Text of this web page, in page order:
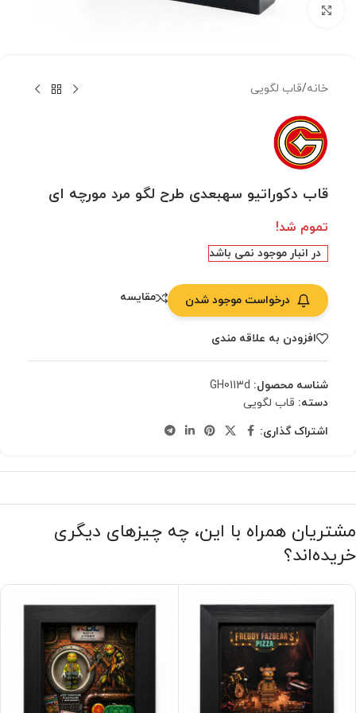
بزرگنمایی تصویر
خانه/قاب لگویی
قاب دکوراتیو سهبعدی طرح لگو مرد مورچه ای
تموم شد!
در انبار موجود نمی باشد
درخواست موجود شدن مقایسه
افزودن به علاقه مندی
شناسه محصول: GH0113d
دسته: قاب لگویی
اشتراک گذاری:
مشتریان همراه با این، چه چیزهای دیگری
خریده‌اند؟